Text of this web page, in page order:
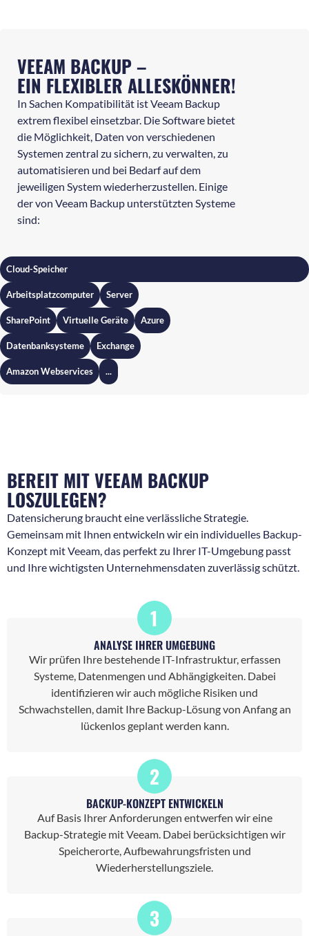
Cloud-Speicher
Arbeitsplatzcomputer Server
SharePoint Virtuelle Geräte Azure
Datenbanksysteme Exchange
Amazon Webservices ...
VEEAM BACKUP –
EIN FLEXIBLER ALLESKÖNNER!
In Sachen Kompatibilität ist Veeam Backup
extrem flexibel einsetzbar. Die Software bietet
die Möglichkeit, Daten von verschiedenen
Systemen zentral zu sichern, zu verwalten, zu
automatisieren und bei Bedarf auf dem
jeweiligen System wiederherzustellen. Einige
der von Veeam Backup unterstützten Systeme
sind:
BEREIT MIT VEEAM BACKUP
LOSZULEGEN?
Datensicherung braucht eine verlässliche Strategie.
Gemeinsam mit Ihnen entwickeln wir ein individuelles Backup-
Konzept mit Veeam, das perfekt zu Ihrer IT-Umgebung passt
und Ihre wichtigsten Unternehmensdaten zuverlässig schützt.
1
ANALYSE IHRER UMGEBUNG
Wir prüfen Ihre bestehende IT-Infrastruktur, erfassen
Systeme, Datenmengen und Abhängigkeiten. Dabei
identifizieren wir auch mögliche Risiken und
Schwachstellen, damit Ihre Backup-Lösung von Anfang an
lückenlos geplant werden kann.
2
BACKUP-KONZEPT ENTWICKELN
Auf Basis Ihrer Anforderungen entwerfen wir eine
Backup-Strategie mit Veeam. Dabei berücksichtigen wir
Speicherorte, Aufbewahrungsfristen und
Wiederherstellungsziele.
3